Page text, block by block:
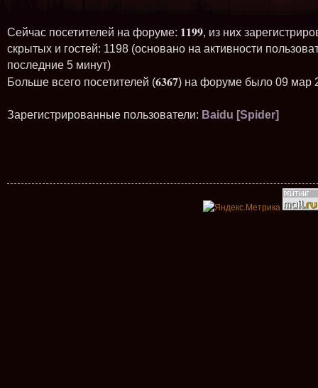
Сейчас посетителей на форуме: 1199, из них
скрытых и гостей: 1198 (основано на активности
последние 5 минут)
Больше всего посетителей (6367) на форуме было 09 мар
Зарегистрированные пользователи: Baidu [Spider]